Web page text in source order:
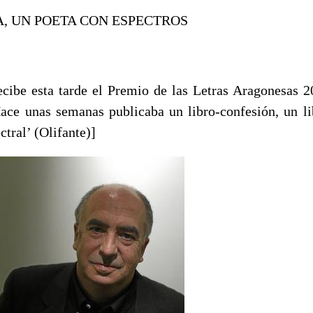
UN POETA CON ESPECTROS
esta tarde el Premio de las Letras Aragonesas
unas semanas publicaba un libro-confesión, un
(Olifante)]